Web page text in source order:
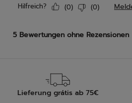
Lieferung grátis ab 75€